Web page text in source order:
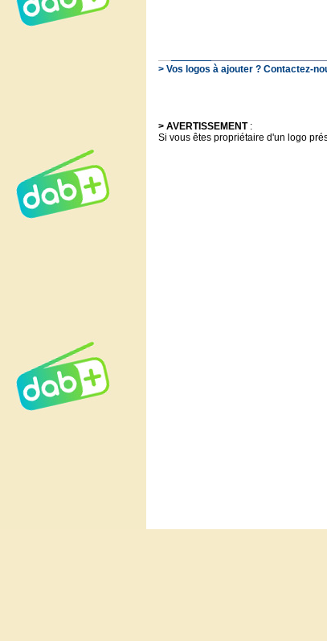
> Vos logos à ajouter ? Contactez-
> AVERTISSEMENT:
Si vous êtes propriétaire d'un logo